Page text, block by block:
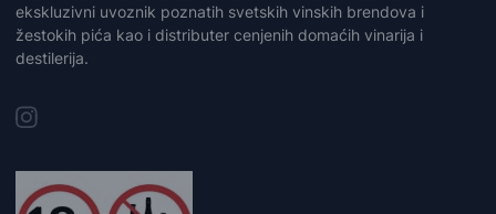
ekskluzivni uvoznik poznatih svetskih vinskih brendova i
žestokih pića kao i distributer cenjenih domaćih vinarija i
destilerija.